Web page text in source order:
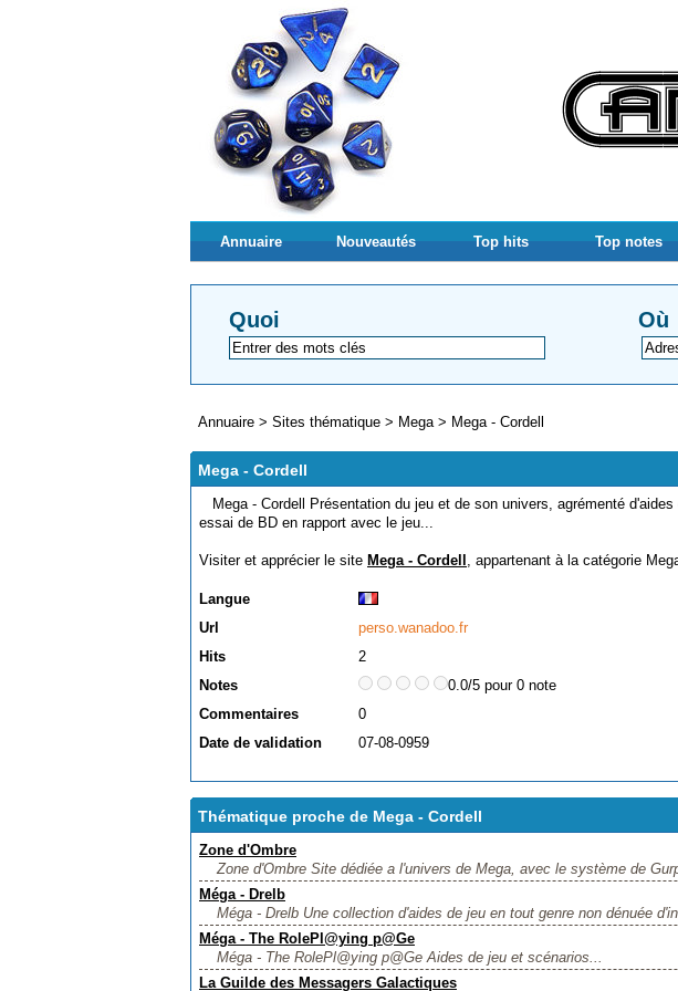
Annuaire Nouveautés Top hits Top notes
Quoi Où
Annuaire > Sites thématique > Mega> Mega - Cordell
Mega - Cordell
Mega - Cordell Présentation du jeu et de son univers, agrémenté d'aides
essai de BD en rapport avec le jeu...
Visiter et apprécier le site Mega - Cordell , appartenant à la catégorie
Langue
Url
perso.wanadoo.fr
Hits
2
Notes
0.0/5 pour 0 note
Commentaires
0
Date de validation
07-08-0959
Thématique proche de Mega - Cordell
Zone d'Ombre
Zone d'Ombre Site dédiée a l'univers de Mega, avec le système de
Méga - Drelb
Méga - Drelb Une collection d'aides de jeu en tout genre non dénuée
Méga - The RolePl@ying p@Ge
Méga - The RolePl@ying p@Ge Aides de jeu et scénarios...
La Guilde des Messagers Galactiques